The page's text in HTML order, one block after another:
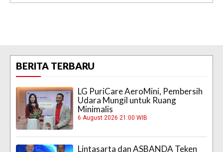
BERITA TERBARU
LG PuriCare AeroMini, Pembersih
Udara Mungil untuk Ruang
Minimalis
6 August 2026 21:00 WIB
Lintasarta dan ASBANDA Teken